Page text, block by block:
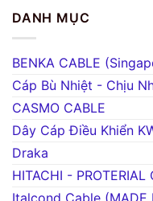
DANH MỤC
BENKA CABLE
Cáp Bù Nhiệt - Chịu
CASMO CABLE
Dây Cáp Điều Khiển
Draka
HITACHI - PROTERIAL
Italcond Cable (MADE